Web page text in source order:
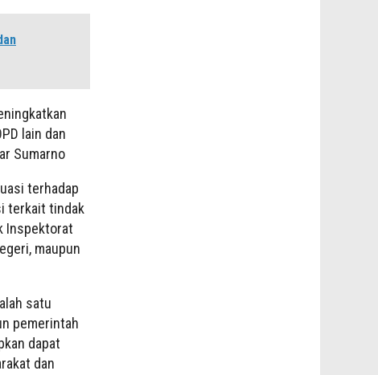
lain dan
Sumarno
terhadap
terkait tindak
Inspektorat
maupun
satu
pemerintah
dapat
dan